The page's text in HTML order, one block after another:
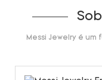
Messi Jewelry é